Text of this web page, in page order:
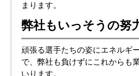
まります。
弊社もいっそうの努
頑張る選手たちの姿にエネルギ
で、弊社も負けずにこれからも
いります。